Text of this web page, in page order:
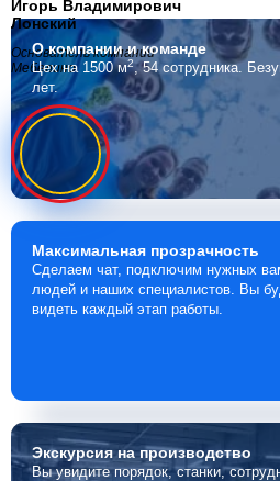
Игорь Владимирович
Лонский
Основатель компании
Мебелино
О компаниии команде
Цех на 1500 м2, 54 сотрудника.
лет.
Максимальная прозрачность
Сделаем чат, подключим нужных
людей и наших специалистов. Вы
видеть каждый этап работы.
Экскурсияна производство
Вы увидите порядок, станки,